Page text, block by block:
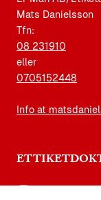
Mats Danielsson
Tfn:
08 231910
eller
0705152448
Info at